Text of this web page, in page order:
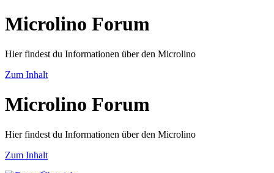
Microlino Forum
Hier findest du Informationen über den Microlino
Zum Inhalt
Microlino Forum
Hier findest du Informationen über den Microlino
Zum Inhalt